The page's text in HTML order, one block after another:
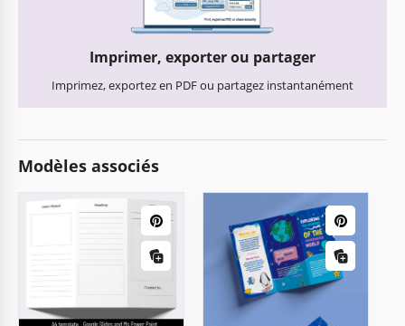
Imprimer, exporter ou partager
Imprimez, exportez en PDF ou partagez instantanément
Modèles associés